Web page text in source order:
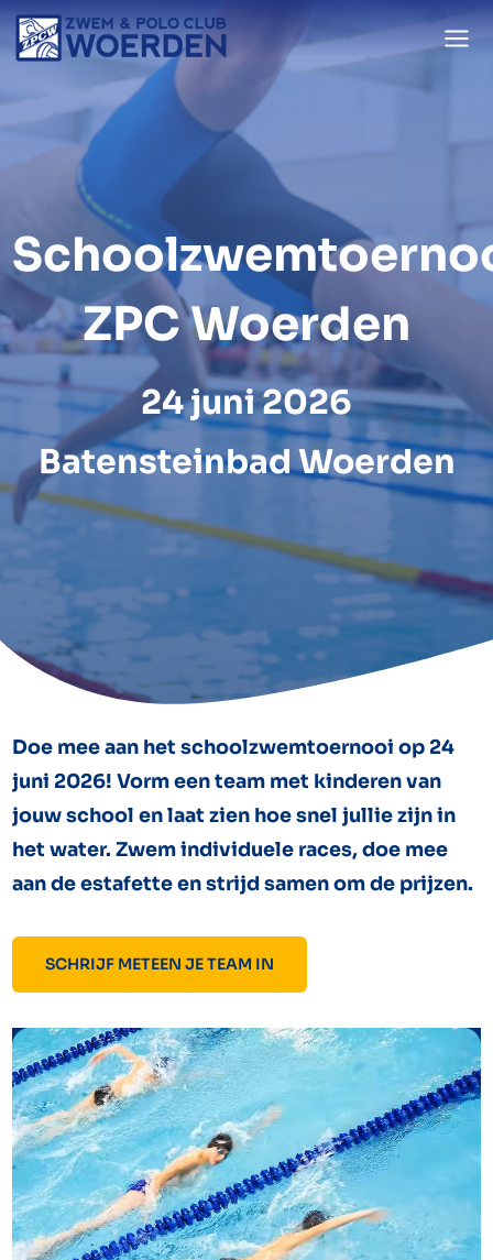
Doorgaan
naar
ZPC Woerden
24 juni 2026
Batensteinbad Woerden
Doe mee aan het schoolzwemtoernooi op 24
juni 2026! Vorm een team met kinderen van
jouw school en laat zien hoe snel jullie zijn in
het water. Zwem individuele races, doe mee
aan de estafette en strijd samen om de prijzen.
SCHRIJF METEEN JE TEAM IN